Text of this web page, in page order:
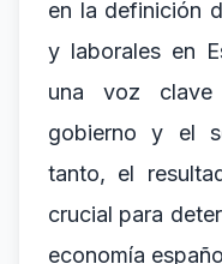
en la definición
y laborales en
una voz
gobierno y el
tanto, el
crucial para
economía